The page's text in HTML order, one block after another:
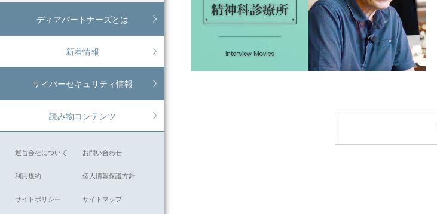
ディアパートナーズとは
新着情報
サイバーセキュリティ情報
読み物コンテンツ
運営会社について お問い合わせ
利用規約 個人情報保護方針
サイトポリシー サイトマップ